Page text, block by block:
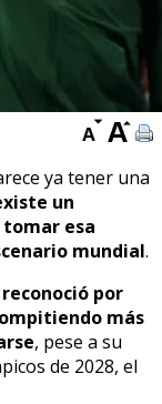
ya tener una
un
esa
mundial.
por
más
, pese a su
de 2028, el